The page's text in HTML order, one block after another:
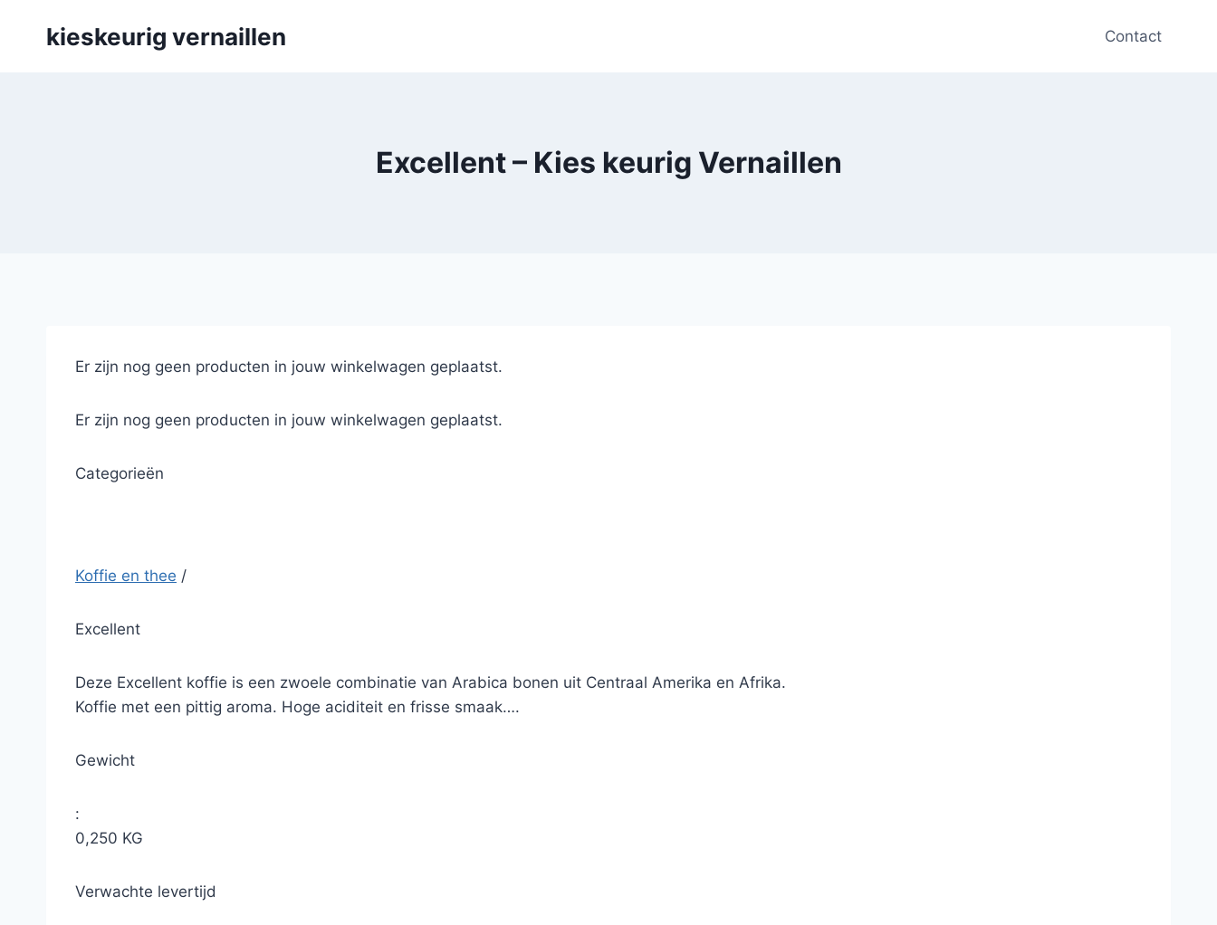
kieskeurig vernaillen Contact
Excellent – Kies keurig Vernaillen
Er zijn nog geen producten in jouw winkelwagen geplaatst.
Er zijn nog geen producten in jouw winkelwagen geplaatst.
Categorieën
Koffie en thee /
Excellent
Deze Excellent koffie is een zwoele combinatie van Arabica bonen uit Centraal Amerika en Afrika.
Koffie met een pittig aroma. Hoge aciditeit en frisse smaak….
Gewicht
:
0,250 KG
Verwachte levertijd